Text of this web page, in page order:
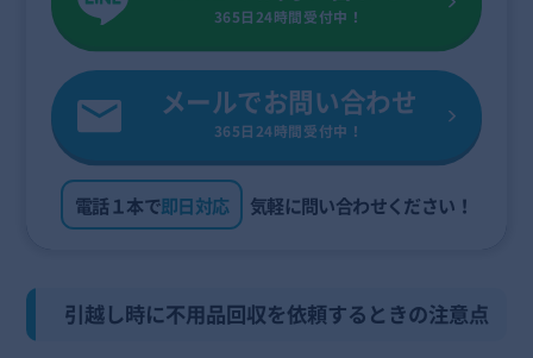
365日24時間受付中！
メールでお問い合わせ
365日24時間受付中！
電話１本で即日対応 気軽に問い合わせください！
引越し時に不用品回収を依頼するときの注意点